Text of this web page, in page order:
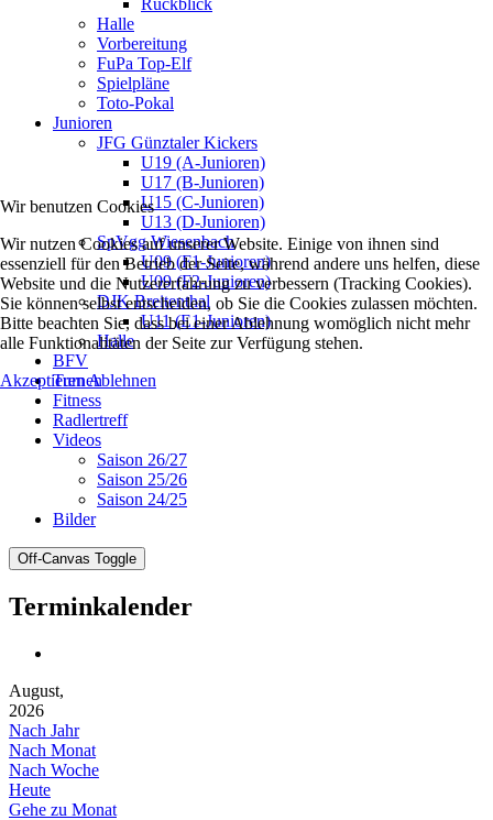
Rückblick
Halle
Vorbereitung
FuPa Top-Elf
Spielpläne
Toto-Pokal
Junioren
JFG Günztaler Kickers
U19 (A-Junioren)
U17 (B-Junioren)
U15 (C-Junioren)
U13 (D-Junioren)
SpVgg Wiesenbach
U09 (F1-Junioren)
U09 (F2-Junioren)
DJK Breitenthal
U11 (E1-Junioren)
Halle
BFV
Turnen
Fitness
Radlertreff
Videos
Saison 26/27
Saison 25/26
Saison 24/25
Bilder
Off-Canvas Toggle
Terminkalender
August,
2026
Nach Jahr
Nach Monat
Nach Woche
Heute
Gehe zu Monat
Wir benutzen Cookies
Wir nutzen Cookies auf unserer Website. Einige von ihnen sind
essenziell für den Betrieb der Seite, während andere uns helfen, diese
Website und die Nutzererfahrung zu verbessern (Tracking Cookies).
Sie können selbst entscheiden, ob Sie die Cookies zulassen möchten.
Bitte beachten Sie, dass bei einer Ablehnung womöglich nicht mehr
alle Funktionalitäten der Seite zur Verfügung stehen.
AkzeptierenAblehnen